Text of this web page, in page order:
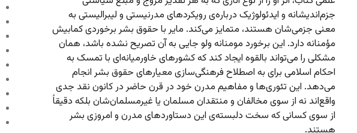
جزم‌اندیشانه و ایدئولوژیک درباره‌ی رویکردهای مدرنیستی و لیبرالیستی به
معنی جزمی‌شان هستند، متمایز می‌کند. مایر با حقوق بشر برخوردی کمابیش
مؤمنانه دارد. این برخورد مومنانه ولو جایی به آن تصریح نشده باشد، همان
مشکلی را می‌تواند بالقوه ایجاد کند که کشورهای خاورمیانه‌ای با تمسک به
احکام اسلامی برای به اصطلاح فرهنگی‌سازی معیارهای حقوق بشر انجام
می‌دهد. این تئوری‌ها و مفاهیم مدرن خود در قرن حاضر در کانون نقد جدی
واقع‌اند نه از سوی مخالفان و منتقدان مسلمان یا غیرمسلمان‌شان بلکه دقیقاً
از سوی کسانی که سخت دلبسته‌ی این دستاوردهای مدرن و امروزی بشر